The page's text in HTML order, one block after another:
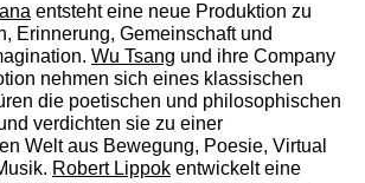
entsteht eine neue Produktion zu
Erinnerung, Gemeinschaft und
Wu Tsang und ihre Company
nehmen sich eines klassischen
die poetischen und philosophischen
verdichten sie zu einer
Welt aus Bewegung, Poesie, Virtual
Robert Lippokentwickelt eine